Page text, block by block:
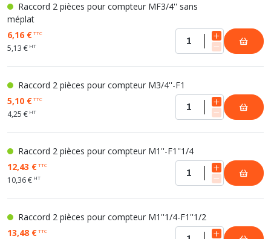
Raccord 2 pièces pour compteur MF3/4'' sans
méplat
6,16 €TTC
5,13 € HT
Raccord 2 pièces pour compteur M3/4''-F1
5,10 €TTC
4,25 € HT
Raccord 2 pièces pour compteur M1''-F1''1/4
12,43 €TTC
10,36 € HT
Raccord 2 pièces pour compteur M1''1/4-F1''1/2
13,48 €TTC